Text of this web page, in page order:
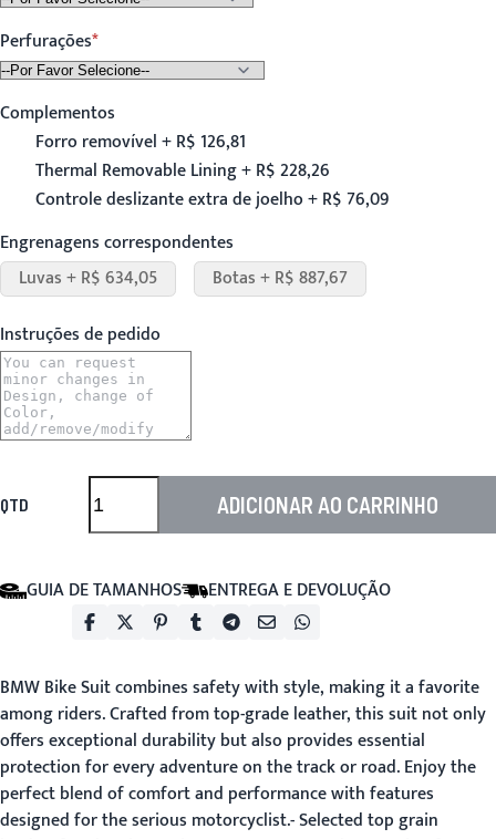
Perfurações
Complementos
Forro removível + R$ 126,81
Thermal Removable Lining + R$ 228,26
Controle deslizante extra de joelho + R$ 76,09
Engrenagens correspondentes
Luvas + R$ 634,05
Botas + R$ 887,67
Instruções de pedido
QTD ADICIONAR AO CARRINHO
GUIA DE TAMANHOS ENTREGA E DEVOLUÇÃO
BMW Bike Suitcombines safety with style, making it a favorite
among riders. Crafted from top-grade leather, this suit not only
offers exceptional durability but also provides essential
protection for every adventure on the track or road. Enjoy the
perfect blend of comfort and performance with features
designed for the serious motorcyclist.- Selected top grain